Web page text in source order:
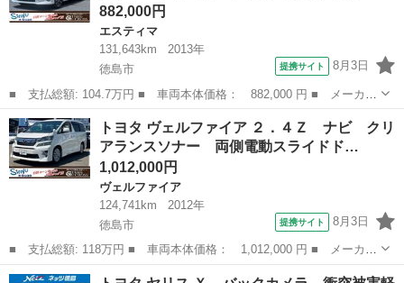
882,000円
エスティマ
131,643km
2013年
徳島市
提携サイト 8月3日
■ 支払総額: 104.7万円 ■ 車両本体価格： 882,000 円 ■ メーカー
名： トヨタ ■ 車種名： エスティマ ■ グレード名： アエラ
ス ＥＴＣ バックカメラ ナビ オートクルーズコントロール 両
側スライドド...
徳島 徳島市 エスティマ
トヨタ ヴェルファイア ２．４Ｚ ナビ クリ
アランスソナー 両側電動スライドド…
1,012,000円
ヴェルファイア
124,741km
2012年
徳島市
提携サイト 8月3日
■ 支払総額: 118万円 ■ 車両本体価格： 1,012,000 円 ■ メーカー
名： トヨタ ■ 車種名： ヴェルファイア ■ グレード名： ２．
徳島 徳島市 ヴェルファイア